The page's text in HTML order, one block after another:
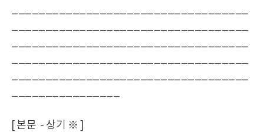
[ 본문 - 상기 ※ ]